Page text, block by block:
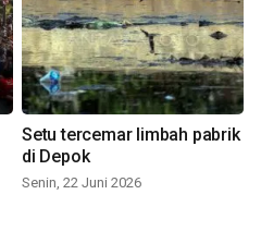
Setu tercemar limbah pabrik
di Depok
Senin, 22 Juni 2026